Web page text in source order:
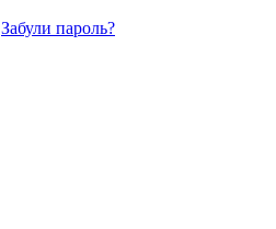
Забули пароль?